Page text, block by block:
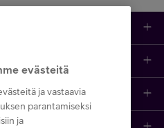
evästeitä
ja vastaavia
parantamiseksi
ja